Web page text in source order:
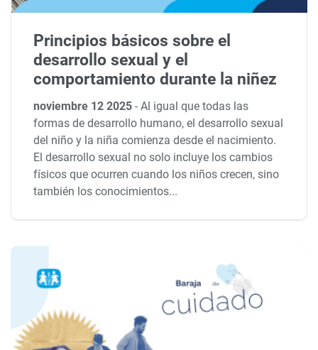
Principios básicos sobre el
desarrollo sexual y el
comportamiento durante la niñez
noviembre 12 2025-Al igual que todas las
formas de desarrollo humano, el desarrollo sexual
del niño y la niña comienza desde el nacimiento.
El desarrollo sexual no solo incluye los cambios
físicos que ocurren cuando los niños crecen, sino
también los conocimientos...